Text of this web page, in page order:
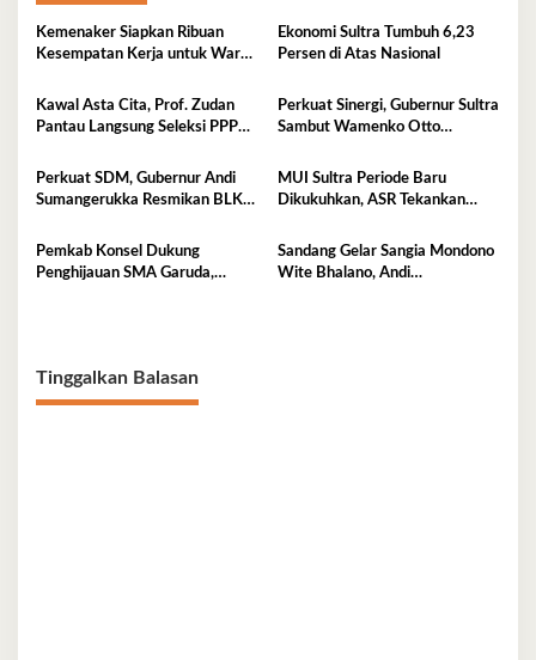
Kemenaker Siapkan Ribuan
Kesempatan Kerja untuk Warga
Ekonomi Sultra Tumbuh 6,23
Persen di Atas Nasional
Kawal Asta Cita, Prof. Zudan
Pantau Langsung Seleksi PPPK
Perkuat Sinergi, Gubernur Sultra
Sambut Wamenko Otto
Perkuat SDM, Gubernur Andi
Sumangerukka Resmikan BLK
MUI Sultra Periode Baru
Dikukuhkan, ASR Tekankan
Perkuat Persatuan
Pemkab Konsel Dukung
Penghijauan SMA Garuda,
Sandang Gelar Sangia Mondono
Wite Bhalano, Andi
Tinggalkan Balasan